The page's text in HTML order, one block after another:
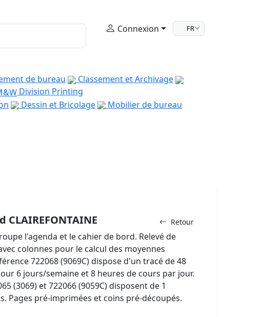
Connexion FR
de bureau
Classement et Archivage
Division Printing
Dessin et Bricolage
Mobilier de bureau
Retour
l'agenda et le cahier de bord. Relevé de
colonnes pour le calcul des moyennes
722068 (9069C) dispose d'un tracé de 48
6 jours/semaine et 8 heures de cours par jour.
(3069) et 722066 (9059C) disposent de 1
Pages pré-imprimées et coins pré-découpés.